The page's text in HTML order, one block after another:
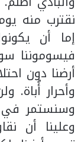
نقترب منه
إما أن
فيسوموننا
أرضنا دون
وأحرار أُباة.
وسنستمر في
وعلينا أن